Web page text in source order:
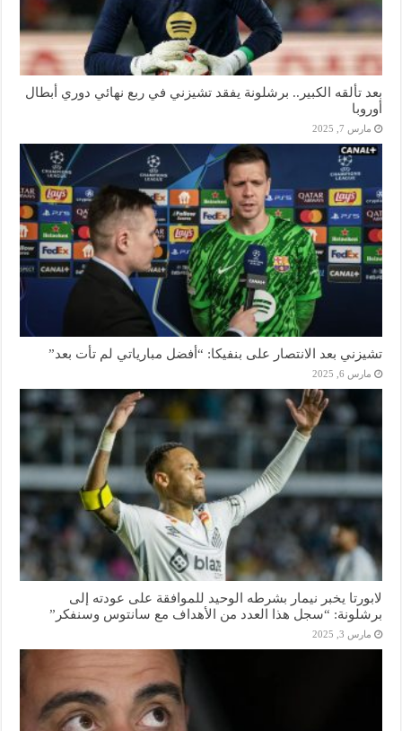
بعد تألقه الكبير.. برشلونة يفقد تشيزني في ربع نهائي دوري أبطال
أوروبا
مارس 7, 2025
تشيزني بعد الانتصار على بنفيكا: “أفضل مبارياتي لم تأت بعد”
مارس 6, 2025
لابورتا يخبر نيمار بشرطه الوحيد للموافقة على عودته إلى
برشلونة: “سجل هذا العدد من الأهداف مع سانتوس وسنفكر”
مارس 3, 2025